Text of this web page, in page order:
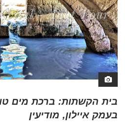
בית הקשתות: ברכת מים
בעמק איילון, מודיעין